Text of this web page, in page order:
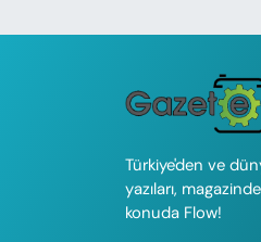
Türkiye'den ve
yazıları,
konuda Flow!
ÖZEL HABER
YAZAR KÖŞESİ
SİYASET
VAN VE DİYARBAKIR